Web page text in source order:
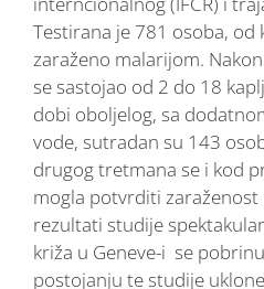
Testirana je 781 osoba, od
zaraženo malarijom.
se sastojao od 2 do 18
dobi oboljelog, sa
vode, sutradan su 143
drugog tretmana se i kod
mogla potvrditi zaraženost
rezultati studije
križa u Geneve-i se
postojanju te studije